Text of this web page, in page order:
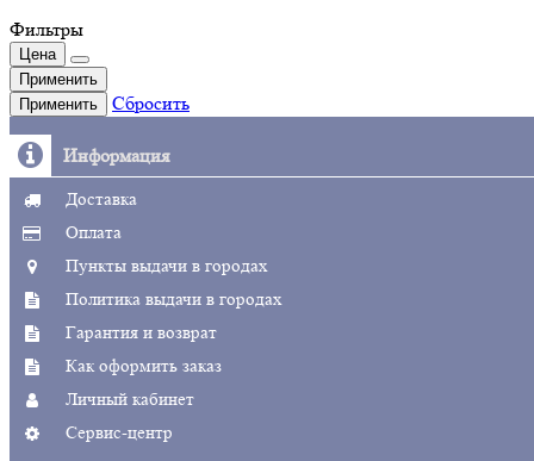
Фильтры
Цена
Применить
Применить
Сбросить
Информация
Доставка
Оплата
Пункты выдачи в городах
Политика выдачи в городах
Гарантия и возврат
Как оформить заказ
Личный кабинет
Сервис-центр